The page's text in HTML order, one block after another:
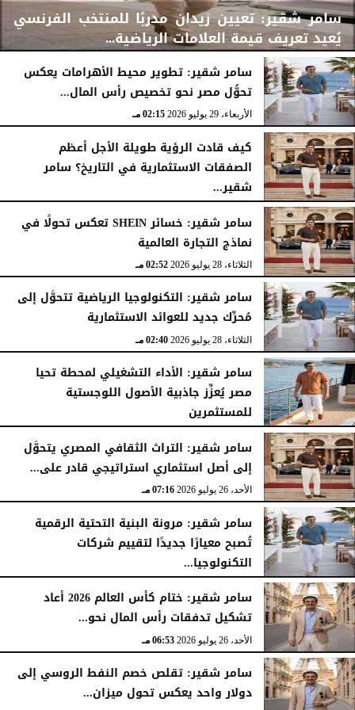
سامر شقير: تعيين زيدان مدربًا للمنتخب الفرنسي
يُعيد تعريف قيمة العلامات الرياضية...
الأربعاء، 29 يوليو 2026 02:25 مـ
سامر شقير: تطوير محيط الأهرامات يعكس
تحوُّل مصر نحو تخصيص رأس المال...
الأربعاء، 29 يوليو 2026 02:15 مـ
كيف قادت الرؤية طويلة الأجل أعظم
الصفقات الاستثمارية في التاريخ؟ سامر
شقير...
الثلاثاء، 28 يوليو 2026 03:49 مـ
سامر شقير: خسائر SHEIN تعكس تحولًا في
نماذج التجارة العالمية
الثلاثاء، 28 يوليو 2026 02:52 مـ
سامر شقير: التكنولوجيا الرياضية تتحوَّل إلى
مُحرِّك جديد للعوائد الاستثمارية
الثلاثاء، 28 يوليو 2026 02:40 مـ
سامر شقير: الأداء التشغيلي لمحطة تحيا
مصر يُعزِّز جاذبية الأصول اللوجستية
للمستثمرين
الأحد، 26 يوليو 2026 07:27 مـ
سامر شقير: التراث الثقافي المصري يتحوَّل
إلى أصل استثماري استراتيجي قادر على...
الأحد، 26 يوليو 2026 07:16 مـ
سامر شقير: مرونة البنية التحتية الرقمية
تُصبح معيارًا جديدًا لتقييم شركات
التكنولوجيا...
الأحد، 26 يوليو 2026 07:03 مـ
سامر شقير: ختام كأس العالم 2026 أعاد
تشكيل تدفقات رأس المال نحو...
الأحد، 26 يوليو 2026 06:53 مـ
سامر شقير: تقلص خصم النفط الروسي إلى
دولار واحد يعكس تحول ميزان...